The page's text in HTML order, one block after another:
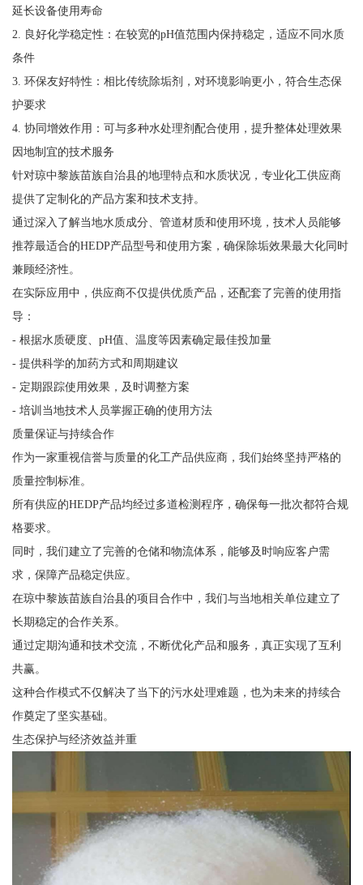
延长设备使用寿命
2. 良好化学稳定性：在较宽的pH值范围内保持稳定，适应不同水质
条件
3. 环保友好特性：相比传统除垢剂，对环境影响更小，符合生态保
护要求
4. 协同增效作用：可与多种水处理剂配合使用，提升整体处理效果
因地制宜的技术服务
针对琼中黎族苗族自治县的地理特点和水质状况，专业化工供应商
提供了定制化的产品方案和技术支持。
通过深入了解当地水质成分、管道材质和使用环境，技术人员能够
推荐最适合的HEDP产品型号和使用方案，确保除垢效果最大化同时
兼顾经济性。
在实际应用中，供应商不仅提供优质产品，还配套了完善的使用指
导：
- 根据水质硬度、pH值、温度等因素确定最佳投加量
- 提供科学的加药方式和周期建议
- 定期跟踪使用效果，及时调整方案
- 培训当地技术人员掌握正确的使用方法
质量保证与持续合作
作为一家重视信誉与质量的化工产品供应商，我们始终坚持严格的
质量控制标准。
所有供应的HEDP产品均经过多道检测程序，确保每一批次都符合规
格要求。
同时，我们建立了完善的仓储和物流体系，能够及时响应客户需
求，保障产品稳定供应。
在琼中黎族苗族自治县的项目合作中，我们与当地相关单位建立了
长期稳定的合作关系。
通过定期沟通和技术交流，不断优化产品和服务，真正实现了互利
共赢。
这种合作模式不仅解决了当下的污水处理难题，也为未来的持续合
作奠定了坚实基础。
生态保护与经济效益并重